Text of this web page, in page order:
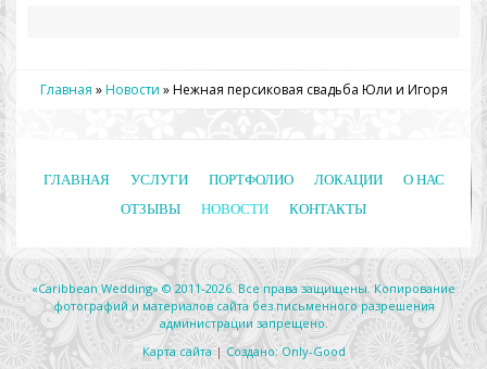
Главная »Новости »Нежная персиковая свадьба Юли и Игоря
ГЛАВНАЯ УСЛУГИ ПОРТФОЛИО ЛОКАЦИИ
О НАС
ОТЗЫВЫ
НОВОСТИ КОНТАКТЫ
«Caribbean Wedding» © 2011-2026. Все права защищены. Копирование
фотографий и материалов сайта без письменного разрешения
администрации запрещено.
Карта сайта | Создано: Only-Good